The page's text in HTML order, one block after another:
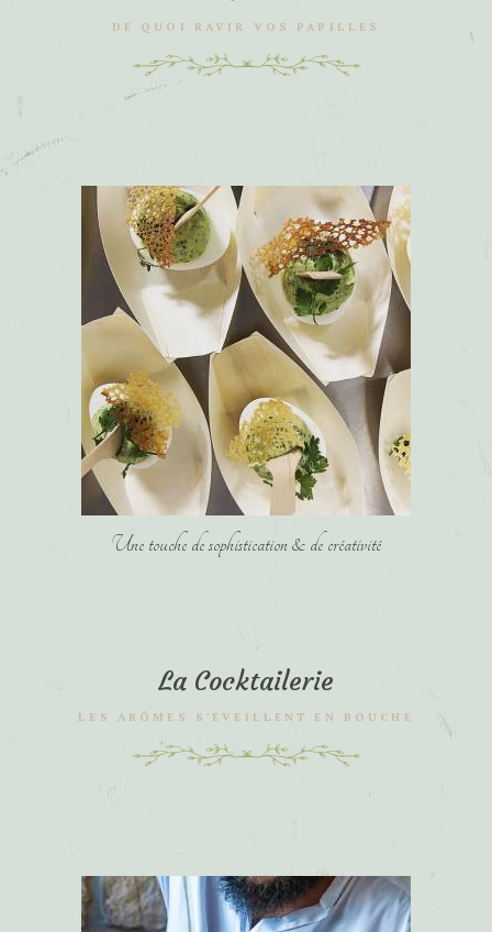
DE QUOI RAVIR VOS PAPILLES
Une touche de sophistication & de créativité
La Cocktailerie
LES ARÔMES S'ÉVEILLENT EN BOUCHE